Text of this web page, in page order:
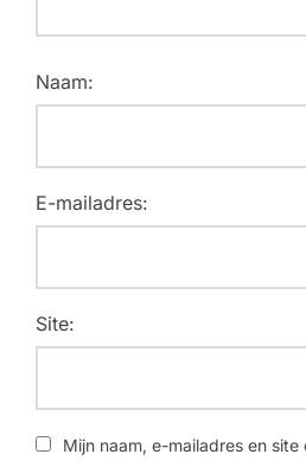
Naam:
E-mailadres:
Site:
Mijn naam, e-mailadres en